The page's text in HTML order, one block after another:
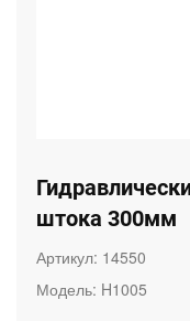
штока 300мм
Артикул: 14550
Модель: H1005